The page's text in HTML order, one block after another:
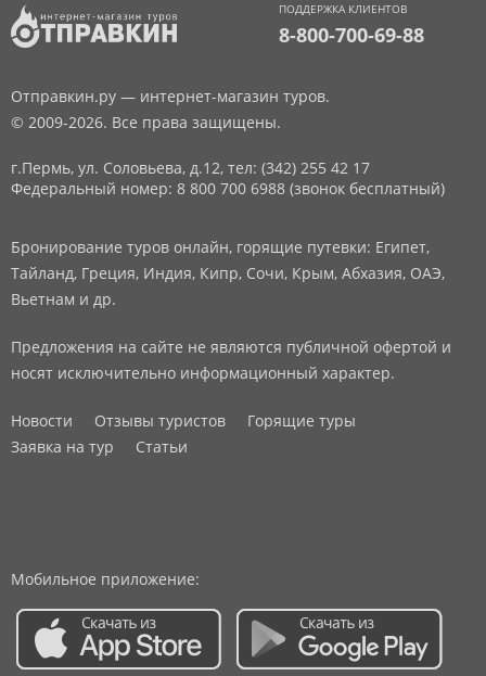
ПОДДЕРЖКА КЛИЕНТОВ
8-800-700-69-88
Отправкин.ру — интернет-магазин туров.
© 2009-2026. Все права защищены.
г.Пермь, ул. Соловьева, д.12, тел: (342) 255 42 17
Федеральный номер: 8 800 700 6988 (звонок бесплатный)
Бронирование туров онлайн, горящие путевки: Египет,
Тайланд, Греция, Индия, Кипр, Сочи, Крым, Абхазия, ОАЭ,
Вьетнам и др.
Предложения на сайте не являются публичной офертой и
носят исключительно информационный характер.
Новости Отзывы туристов
Горящие туры
Заявка на тур
Статьи
Мобильное приложение: